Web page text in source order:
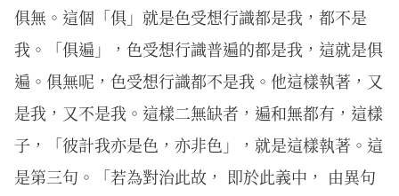
俱無。這個「俱」就是色受想行識都是我，都不是
我。「俱遍」，色受想行識普遍的都是我，這就是俱
遍。俱無呢，色受想行識都不是我。他這樣執著，又
是我，又不是我。這樣二無缺者，遍和無都有，這樣
子，「彼計我亦是色，亦非色」，就是這樣執著。這
是第三句。「若為對治此故， 即於此義中， 由異句